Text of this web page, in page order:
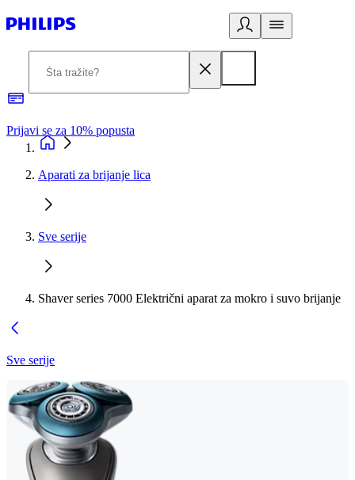
Prijavi se za 10% popusta
Aparati za brijanje lica
Sve serije
Shaver series 7000 Električni aparat za mokro i suvo brijanje
Sve serije